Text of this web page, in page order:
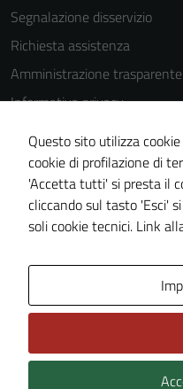
Segnalazione disservizio
Richiesta assistenza
Amministrazione trasparente
Informativa privacy
Cookie Policy
Note legali
Dichiarazione di accessibilità
Piano di miglioramento del
Technical Design
Questo sito utilizza
cookie di profilazione di
'Accetta tutti' si presta il
cliccando sul tasto 'Esci'
soli cookie tecnici. Link